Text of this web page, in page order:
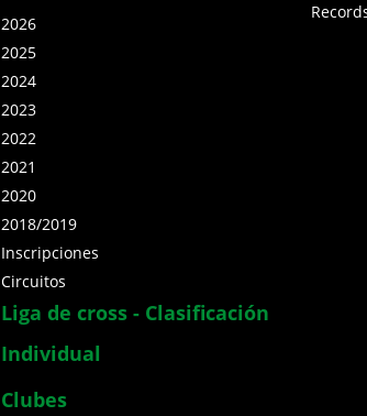
2026
2025
2024
2023
2022
2021
2020
2018/2019
Inscripciones
Circuitos
Liga de cross - Clasificación
Individual
Clubes